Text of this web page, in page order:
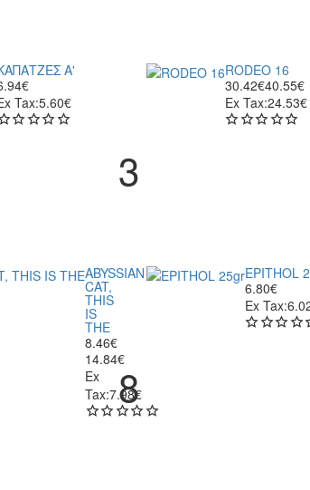
Α'
Tax:5.60€
RODEO 16
30.42€40.55€
Ex Tax:24.53€
ABYSSIAN
CAT,
THIS
IS
THE
8.46€
14.84€
Ex
Tax:7.98€
EPITHOL
6.80€
Ex